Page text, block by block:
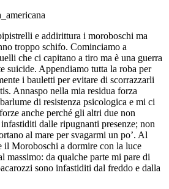
e addirittura i moroboschi ma
troppo schifo. Cominciamo a
che ci capitano a tiro ma è una guerra
suicide. Appendiamo tutta la roba per
i bauletti per evitare di scorrazzarli
Annaspo nella mia residua forza
di resistenza psicologica e mi ci
anche perché gli altri due non
dalle ripugnanti presenze; non
al mare per svagarmi un po’. Al
il Moroboschi a dormire con la luce
massimo: da qualche parte mi pare di
sono infastiditi dal freddo e dalla